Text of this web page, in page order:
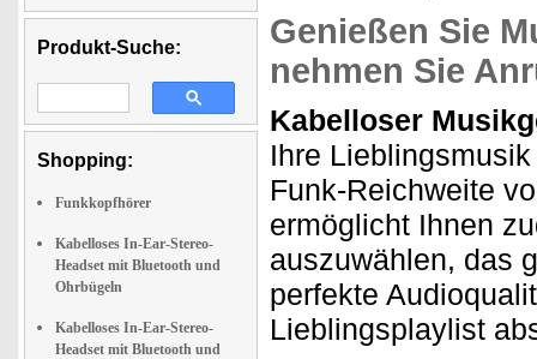
Produkt-Suche:
Shopping:
Funkkopfhörer
Kabelloses In-Ear-Stereo-
Headset mit Bluetooth und
Ohrbügeln
Kabelloses In-Ear-Stereo-
Headset mit Bluetooth und
Genießen Sie
nehmen Sie
Kabelloser
Ihre
Funk-Reichweite
ermöglicht Ihnen
auszuwählen, das
perfekte
Lieblingsplaylist